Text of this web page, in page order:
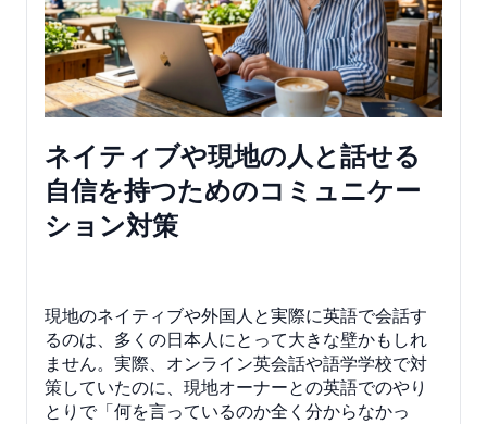
ネイティブや現地の人と話せる
自信を持つためのコミュニケー
ション対策
現地のネイティブや外国人と実際に英語で会話す
るのは、多くの日本人にとって大きな壁かもしれ
ません。実際、オンライン英会話や語学学校で対
策していたのに、現地オーナーとの英語でのやり
とりで「何を言っているのか全く分からなかっ